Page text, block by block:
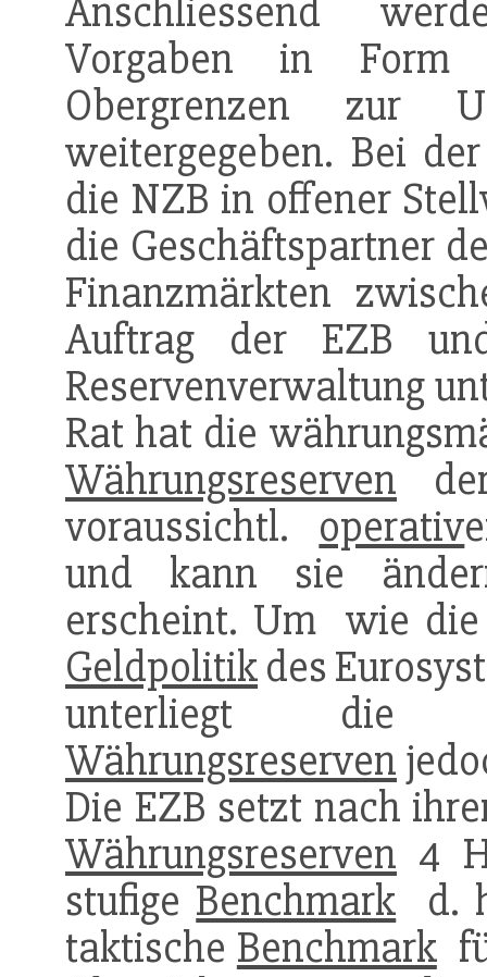
Anschliessend
Vorgaben in Form
Obergrenzen zur
weitergegeben. Bei
die NZB in offener
die Geschäftspartner
Finanzmärkten
Auftrag der EZB
Reservenverwaltung
Rat hat die
Währungsreserven
voraussichtl. operativ
und kann sie
erscheint. Um  wie
Geldpolitikdes
unterliegt die
Währungsreserven
Die EZB setzt nach
Währungsreserven 4
stufige Benchmark 
taktische Benchmark